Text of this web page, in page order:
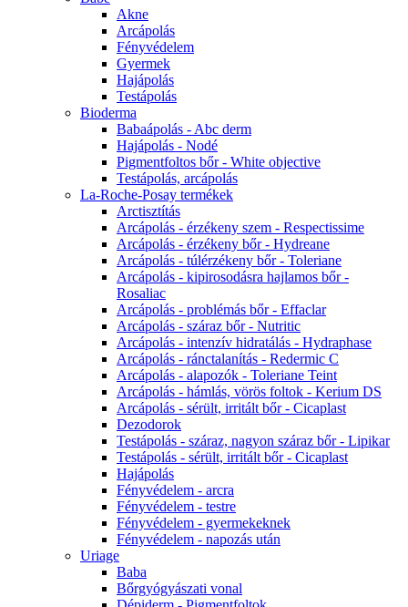
Akne
Arcápolás
Fényvédelem
Gyermek
Hajápolás
Testápolás
Bioderma
Babaápolás - Abc derm
Hajápolás - Nodé
Pigmentfoltos bőr - White objective
Testápolás, arcápolás
La-Roche-Posay termékek
Arctisztítás
Arcápolás - érzékeny szem - Respectissime
Arcápolás - érzékeny bőr - Hydreane
Arcápolás - túlérzékeny bőr - Toleriane
Arcápolás - kipirosodásra hajlamos bőr -
Rosaliac
Arcápolás - problémás bőr - Effaclar
Arcápolás - száraz bőr - Nutritic
Arcápolás - intenzív hidratálás - Hydraphase
Arcápolás - ránctalanítás - Redermic C
Arcápolás - alapozók - Toleriane Teint
Arcápolás - hámlás, vörös foltok - Kerium DS
Arcápolás - sérült, irritált bőr - Cicaplast
Dezodorok
Testápolás - száraz, nagyon száraz bőr - Lipikar
Testápolás - sérült, irritált bőr - Cicaplast
Hajápolás
Fényvédelem - arcra
Fényvédelem - testre
Fényvédelem - gyermekeknek
Fényvédelem - napozás után
Uriage
Baba
Bőrgyógyászati vonal